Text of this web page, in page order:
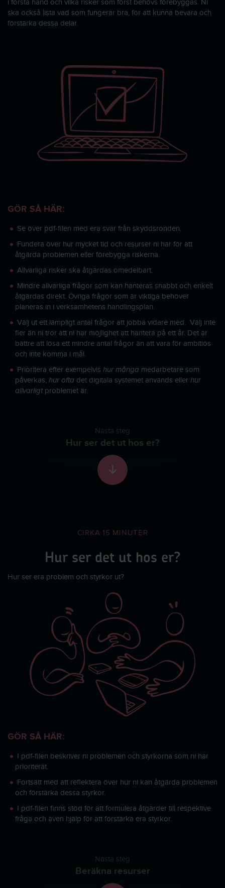
i första hand och vilka risker som först behövs förebyggas. Ni
ska också lista vad som fungerar bra, för att kunna bevara och
förstärka dessa delar.
GÖR SÅ HÄR:
Se över pdf-filen med era svar från skyddsronden.
Fundera över hur mycket tid och resurser ni har för att
åtgärda problemen eller förebygga riskerna.
Allvarliga risker ska åtgärdas omedelbart.
Mindre allvarliga frågor som kan hanteras snabbt och enkelt
åtgärdas direkt. Övriga frågor som är viktiga behöver
planeras in i verksamhetens handlingsplan.
Välj ut ett lämpligt antal frågor att jobba vidare med. Välj inte
fler än ni tror att ni har möjlighet att hantera på ett år. Det är
bättre att lösa ett mindre antal frågor än att vara för ambitiös
och inte komma i mål.
Prioritera efter exempelvis hur många medarbetare som
påverkas, hur ofta det digitala systemet används eller hur
allvarligtproblemet är.
Nästa steg
Hur ser det ut hos er?
CIRKA 15 MINUTER
Hur ser det ut hos er?
Hur ser era problem och styrkor ut?
GÖR SÅ HÄR:
I pdf-filen beskriver ni problemen och styrkorna som ni har
prioriterat.
Fortsätt med att reflektera över hur ni kan åtgärda problemen
och förstärka dessa styrkor.
I pdf-filen finns stöd för att formulera åtgärder till respektive
fråga och även hjälp för att förstärka era styrkor.
Nästa steg
Beräkna resurser